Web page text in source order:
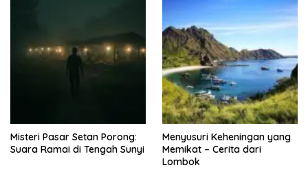
Misteri Pasar Setan Porong:
Suara Ramai di Tengah Sunyi
Menyusuri Keheningan yang
Memikat – Cerita dari
Lombok